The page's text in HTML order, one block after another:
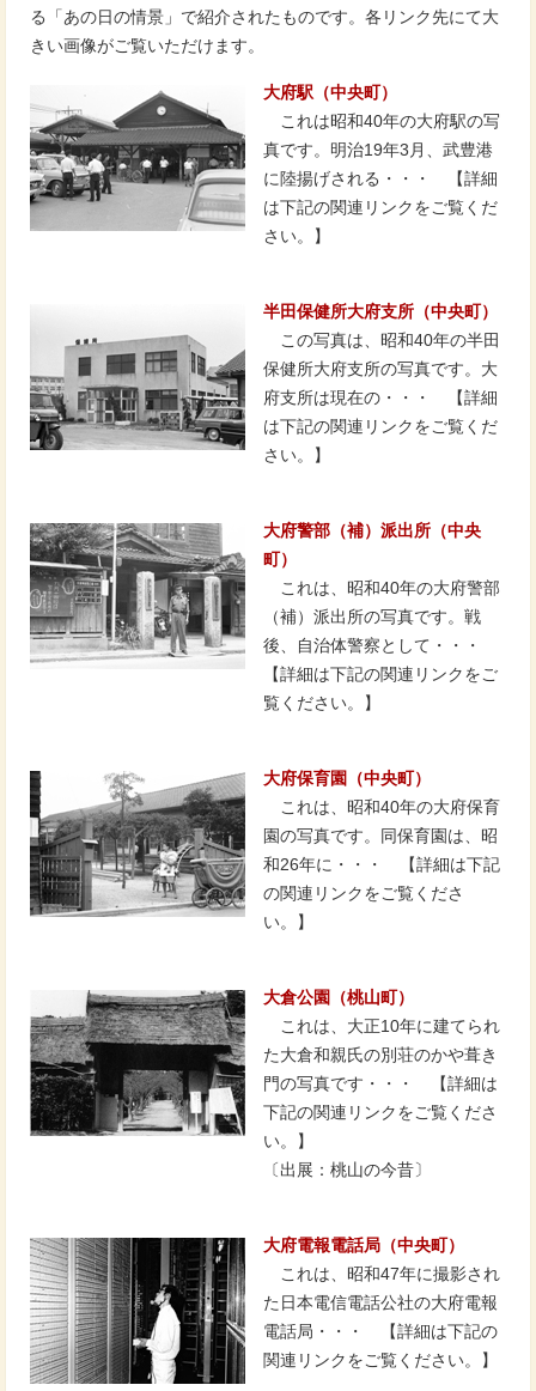
る「あの日の情景」で紹介されたものです。各リンク先にて大
きい画像がご覧いただけます。
大府駅（中央町）
これは昭和40年の大府駅の写
真です。明治19年3月、武豊港
に陸揚げされる・・・ 【詳細
は下記の関連リンクをご覧くだ
さい。】
半田保健所大府支所（中央町）
この写真は、昭和40年の半田
保健所大府支所の写真です。大
府支所は現在の・・・ 【詳細
は下記の関連リンクをご覧くだ
さい。】
大府警部（補）派出所（中央
町）
これは、昭和40年の大府警部
（補）派出所の写真です。戦
後、自治体警察として・・・
【詳細は下記の関連リンクをご
覧ください。】
大府保育園（中央町）
これは、昭和40年の大府保育
園の写真です。同保育園は、昭
和26年に・・・ 【詳細は下記
の関連リンクをご覧くださ
い。】
大倉公園（桃山町）
これは、大正10年に建てられ
た大倉和親氏の別荘のかや葺き
門の写真です・・・ 【詳細は
下記の関連リンクをご覧くださ
い。】
〔出展：桃山の今昔〕
大府電報電話局（中央町）
これは、昭和47年に撮影され
た日本電信電話公社の大府電報
電話局・・・ 【詳細は下記の
関連リンクをご覧ください。】